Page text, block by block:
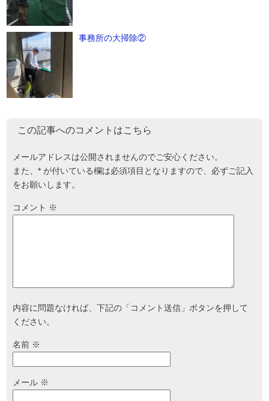
事務所の大掃除②
この記事へのコメントはこちら
メールアドレスは公開されませんのでご安心ください。
また、* が付いている欄は必須項目となりますので、必ずご記入
をお願いします。
コメント ※
内容に問題なければ、下記の「コメント送信」ボタンを押して
ください。
名前 ※
メール ※